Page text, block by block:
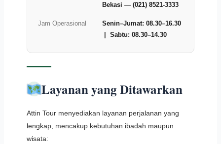
Bekasi — (021) 8521-3333
Jam Operasional
Senin–Jumat: 08.30–16.30
| Sabtu: 08.30–14.30
Layanan yang Ditawarkan
Attin Tour menyediakan layanan perjalanan yang
lengkap, mencakup kebutuhan ibadah maupun
wisata: